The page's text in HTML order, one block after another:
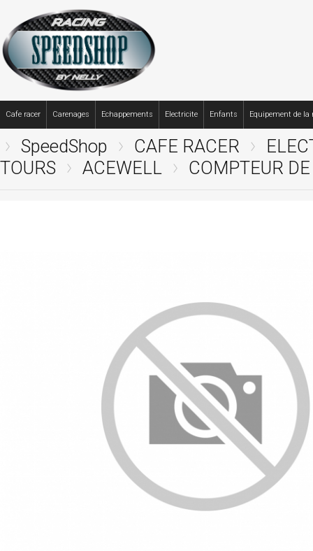
Cafe racer Carenages Echappements Electricite Enfants Equipement de la
SpeedShop CAFE RACER
TOURS
ACEWELL COMPTEUR